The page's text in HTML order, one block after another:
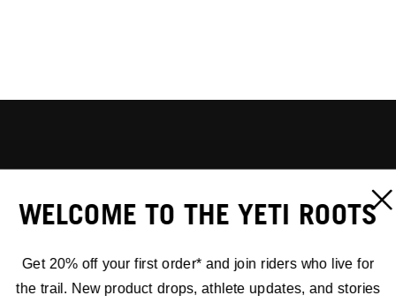
WELCOME TO THE YETI ROOTS
Get 20% off your first order* and join riders who live for
the trail. New product drops, athlete updates, and stories